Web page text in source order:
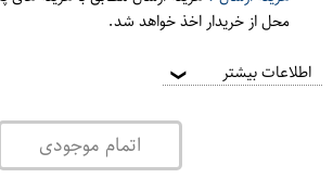
محل از خریدار اخذ خواهد شد.
اطلاعات بیشتر ❯
اتمام موجودی